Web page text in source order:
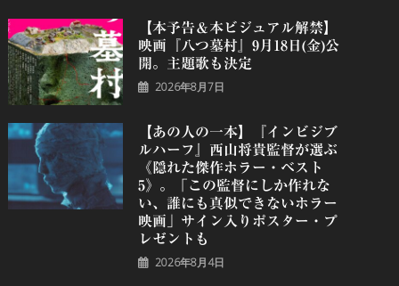
【本予告＆本ビジュアル解禁】
映画『八つ墓村』9月18日(金)公
開。主題歌も決定
2026年8月7日
【あの人の一本】『インビジブ
ルハーフ』⻄⼭将貴監督が選ぶ
《隠れた傑作ホラー・ベスト
5》。「この監督にしか作れな
い、誰にも真似できないホラー
映画」サイン入りポスター・プ
レゼントも
2026年8月4日